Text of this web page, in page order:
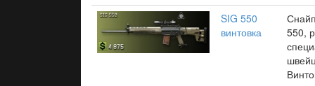
SIG 550
винтовка
550,